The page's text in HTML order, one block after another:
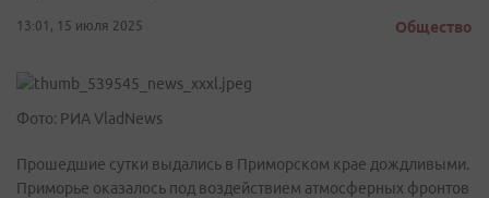
13:01, 15 июля 2025 Общество
Фото: РИА VladNews
Прошедшие сутки выдались в Приморском крае дождливыми.
Приморье оказалось под воздействием атмосферных фронтов